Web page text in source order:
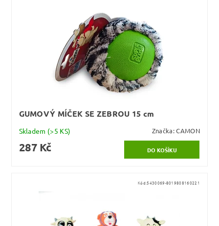
GUMOVÝ MÍČEK SE ZEBROU 15 cm
Skladem (>5 KS) Značka:CAMON
287 Kč
Kód:5430069-8019808160221